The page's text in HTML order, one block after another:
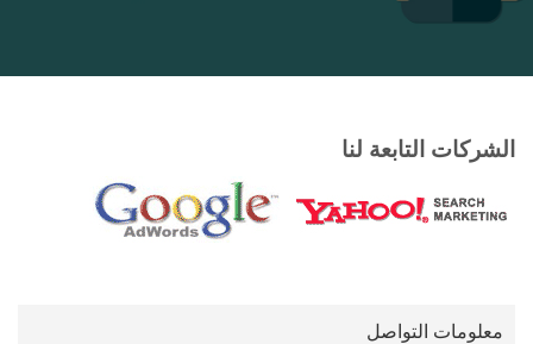
الشركات التابعة لنا
معلومات التواصل